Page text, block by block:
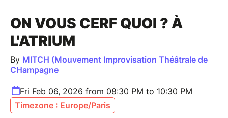
ON VOUS CERF QUOI ? À
L'ATRIUM
By MITCH (Mouvement Improvisation Théâtrale de
CHampagne
Fri Feb 06, 2026 from 08:30 PM to 10:30 PM
Timezone : Europe/Paris